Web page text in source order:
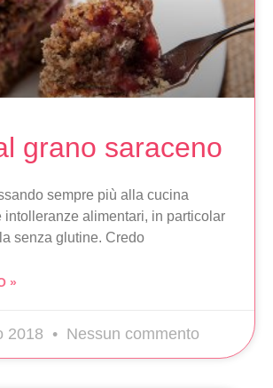
grano saraceno
sempre più alla cucina
intolleranze alimentari, in particolar
senza glutine. Credo
»
2018 Nessun commento